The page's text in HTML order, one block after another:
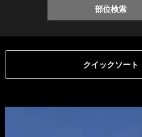
部位検索
クイックソート